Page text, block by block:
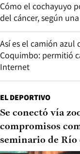
Cómo el cochayuyo
del cáncer, según
Así es el camión
Coquimbo: permitió
Internet
EL DEPORTIVO
Se conectó vía
compromisos
seminario de Río